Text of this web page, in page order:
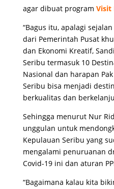
agar dibuat program Visit
“Bagus itu, apalagi
dari Pemerintah Pusat
dan Ekonomi Kreatif,
Seribu termasuk 10
Nasional dan harapan
Seribu bisa menjadi
berkualitas dan
Sehingga menurut Nur
unggulan untuk
Kepulauan Seribu yang
mengalami penuruanan
Covid-19 ini dan aturan
“Bagaimana kalau kita